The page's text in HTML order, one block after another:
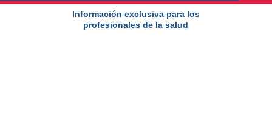
Información exclusiva para los
profesionales de la salud